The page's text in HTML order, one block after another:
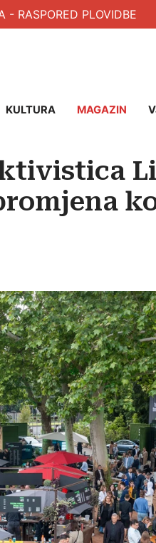
RASPORED PLOVIDBE
KULTURA MAGAZIN